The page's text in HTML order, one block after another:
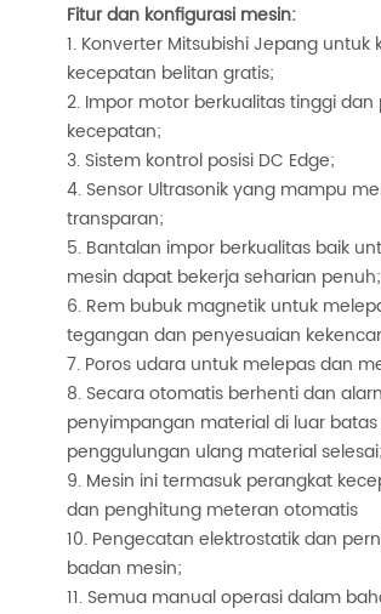
Fitur dan konfigurasi mesin:
Konverter Mitsubishi Jepang untuk
kecepatan belitan gratis;
Impor motor berkualitas tinggi
kecepatan;
Sistem kontrol posisi DC Edge;
Sensor Ultrasonik yang mampu
transparan;
Bantalan impor berkualitas baik
mesin dapat bekerja seharian penuh;
Rem bubuk magnetik untuk
tegangan dan penyesuaian
Poros udara untuk melepas dan
Secara otomatis berhenti dan
penyimpangan material di luar
penggulungan ulang material selesai;
Mesin ini termasuk perangkat
dan penghitung meteran otomatis
Pengecatan elektrostatik dan
badan mesin;
Semua manual operasi dalam